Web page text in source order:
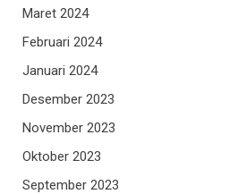
Maret 2024
Februari 2024
Januari 2024
Desember 2023
November 2023
Oktober 2023
September 2023